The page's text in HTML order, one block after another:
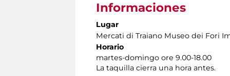
Informaciones
Lugar
Mercati di Traiano Museo dei Fori
Horario
martes-domingo ore 9.00-18.00
La taquilla cierra una hora antes.